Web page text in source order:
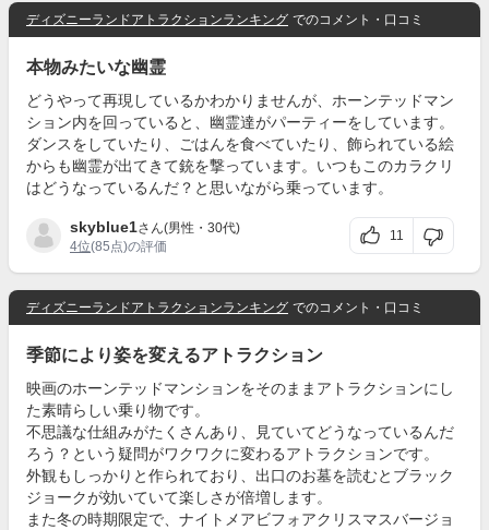
ディズニーランドアトラクションランキング でのコメント・口コミ
本物みたいな幽霊
どうやって再現しているかわかりませんが、ホーンテッドマン
ション内を回っていると、幽霊達がパーティーをしています。
ダンスをしていたり、ごはんを食べていたり、飾られている絵
からも幽霊が出てきて銃を撃っています。いつもこのカラクリ
はどうなっているんだ？と思いながら乗っています。
skyblue1さん(男性・30代)
4位(85点)の評価
11
ディズニーランドアトラクションランキング でのコメント・口コミ
季節により姿を変えるアトラクション
映画のホーンテッドマンションをそのままアトラクションにし
た素晴らしい乗り物です。
不思議な仕組みがたくさんあり、見ていてどうなっているんだ
ろう？という疑問がワクワクに変わるアトラクションです。
外観もしっかりと作られており、出口のお墓を読むとブラック
ジョークが効いていて楽しさが倍増します。
また冬の時期限定で、ナイトメアビフォアクリスマスバージョ